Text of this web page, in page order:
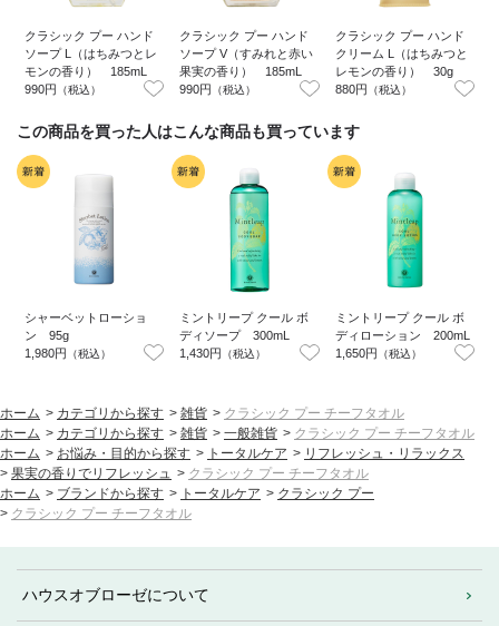
クラシック プー ハンド
ソープ L（はちみつとレ
モンの香り） 185mL
990円 （税込）
クラシック プー ハンド
ソープ V（すみれと赤い
果実の香り） 185mL
990円
（税込）
クラシック プー ハンド
クリーム L（はちみつと
レモンの香り） 30g
880円 （税込）
この商品を買った人はこんな商品も買っています
シャーベットローショ
ン 95g
1,980円
（税込）
ミントリープ クール ボ
ディソープ 300mL
1,430円
（税込）
ミントリープ クール ボ
ディローション 200mL
1,650円
（税込）
ホーム > カテゴリから探す > 雑貨 > クラシック プー チーフタオル
ホーム > カテゴリから探す > 雑貨 > 一般雑貨 > クラシック プー チーフタオル
ホーム > お悩み・目的から探す > トータルケア > リフレッシュ・リラックス
> 果実の香りでリフレッシュ > クラシック プー チーフタオル
ホーム > ブランドから探す > トータルケア > クラシック プー
> クラシック プー チーフタオル
ハウスオブローゼについて